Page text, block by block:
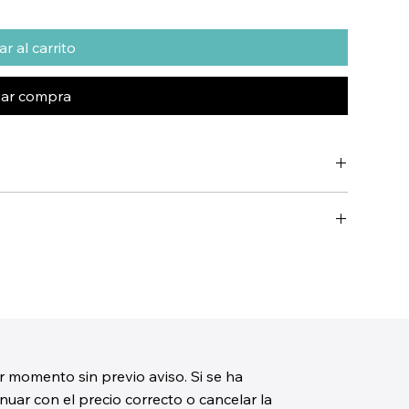
sin previo aviso. Si se ha
con el precio correcto o cancelar la
al carrito
compra